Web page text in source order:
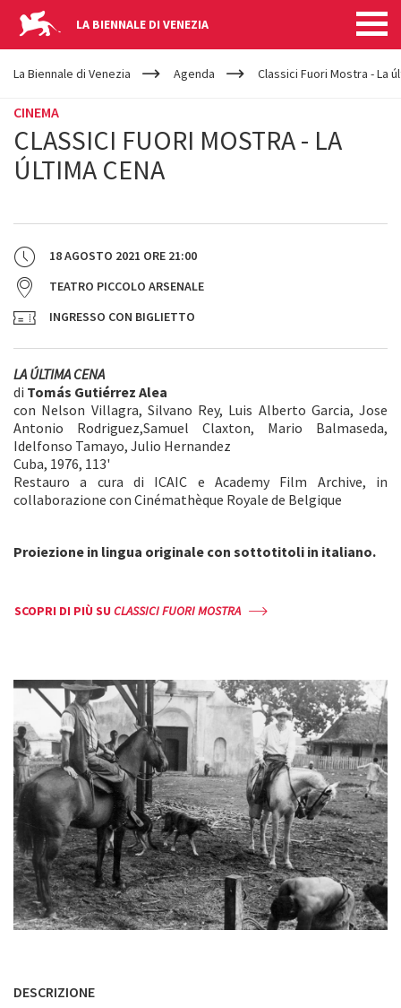
LA BIENNALE DI VENEZIA
YOUR
ARE
La Biennale di Venezia Agenda Classici Fuori Mostra - La
CINEMA
CLASSICI FUORI MOSTRA - LA
ÚLTIMA CENA
18 AGOSTO 2021 ORE 21:00
TEATRO PICCOLO ARSENALE
INGRESSO CON BIGLIETTO
LA ÚLTIMA CENA
di Tomás Gutiérrez Alea
con Nelson Villagra, Silvano Rey, Luis Alberto Garcia, Jose
Antonio Rodriguez,Samuel Claxton, Mario Balmaseda,
Idelfonso Tamayo, Julio Hernandez
Cuba, 1976, 113'
Restauro a cura di ICAIC e Academy Film Archive, in
collaborazione con Cinémathèque Royale de Belgique
Proiezione in lingua originale con sottotitoli in italiano.
SCOPRI DI PIÙ SU CLASSICI FUORI MOSTRA
DESCRIZIONE